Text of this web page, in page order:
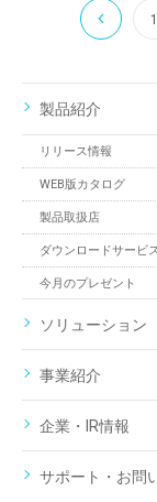
1
製品紹介
リリース情報
WEB版カタログ
製品取扱店
ダウンロードサービ
今月のプレゼント
ソリューション
事業紹介
企業・IR情報
サポート・お問